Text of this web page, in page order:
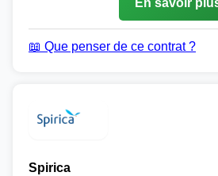
En savoir
📖 Que penser de ce contrat ?
Spirica